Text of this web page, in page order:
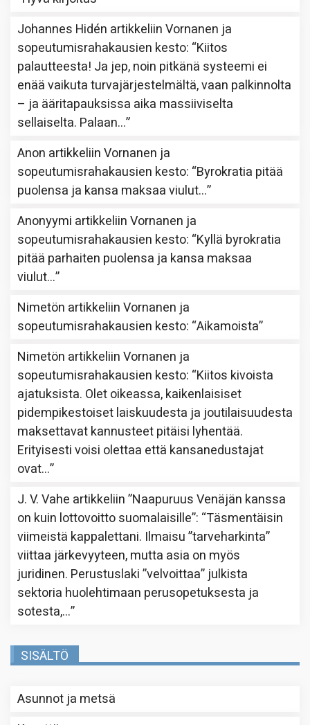
Johannes Hidén artikkeliinVornanen ja
sopeutumisrahakausien kesto: “Kiitos
palautteesta! Ja jep, noin pitkänä systeemi ei
enää vaikuta turvajärjestelmältä, vaan palkinnolta
– ja ääritapauksissa aika massiiviselta
sellaiselta. Palaan…”
Anon artikkeliinVornanen ja
sopeutumisrahakausien kesto: “Byrokratia pitää
puolensa ja kansa maksaa viulut…”
Anonyymi artikkeliinVornanen ja
sopeutumisrahakausien kesto: “Kyllä byrokratia
pitää parhaiten puolensa ja kansa maksaa
viulut…”
Nimetön artikkeliinVornanen ja
sopeutumisrahakausien kesto: “Aikamoista”
Nimetön artikkeliinVornanen ja
sopeutumisrahakausien kesto: “Kiitos kivoista
ajatuksista. Olet oikeassa, kaikenlaisiset
pidempikestoiset laiskuudesta ja joutilaisuudesta
maksettavat kannusteet pitäisi lyhentää.
Erityisesti voisi olettaa että kansanedustajat
ovat…”
J. V. Vahe artikkeliin”Naapuruus Venäjän kanssa
on kuin lottovoitto suomalaisille”: “Täsmentäisin
viimeistä kappalettani. Ilmaisu ”tarveharkinta”
viittaa järkevyyteen, mutta asia on myös
juridinen. Perustuslaki ”velvoittaa” julkista
sektoria huolehtimaan perusopetuksesta ja
sotesta,…”
SISÄLTÖ
Asunnot ja metsä